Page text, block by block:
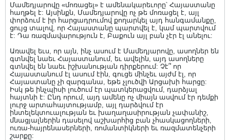
Մամեդյարովը «մոռացել» է ամենակարեւորը՝ Հայաստանը
հաղթել է: Այսինքն, Մամեդյարովը ոչ թե մոռացել է, այլ
փորձում է իր հարցադրումով քողարկել այդ հանգամանքը,
ցույց տալով, որ Հայաստանը պարտվել է, կամ պարտվում
է: Դա ռազմավարություն է, Բաքուն այլ բան չէր էլ անելու:
Առավել եւս, որ այն, ինչ ասում է Մամեդյարովը, ասողներ են
գտնվել նաեւ Հայաստանում, եւ ավելին, այդ ասողները
գտնվել են նաեւ իշխանության դիրքերում: Չէ՞ որ
Հայաստանում էլ ասում էին, գուցե մինչեւ այժմ էլ, որ
Հայաստանը չի զարգանա, եթե չլուծվի Արցախի հարցը:
Իսկ թե ինչպիսի լուծում էր պատկերացվում, դարձյալ
հայտնի է: Ընդ որում, այդ ամենը ոչ միայն ասվում էր դեմքի
լուրջ արտահայտությամբ, այլ դարձվում էր
ինտելեկտուալության եւ խաղաղասիրության չափանիշ,
մնացյալներին դասելով աշխարհից բան չհասկացողների,
ուռա-հայրենասերների, ռոմանտիկների եւ ռազմատենչերի
շարքը: